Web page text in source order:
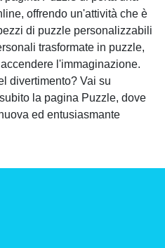
offrendo un'attività che è
di puzzle personalizzabili
trasformate in puzzle,
l'immaginazione.
divertimento? Vai su
la pagina Puzzle, dove
ed entusiasmante